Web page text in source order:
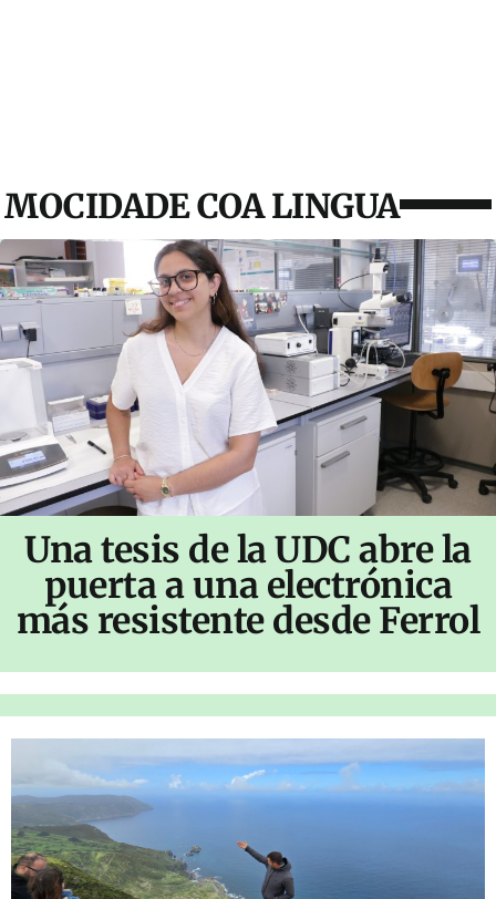
MOCIDADE COA LINGUA
Una tesis de la UDC abre la
puerta a una electrónica
más resistente desde Ferrol